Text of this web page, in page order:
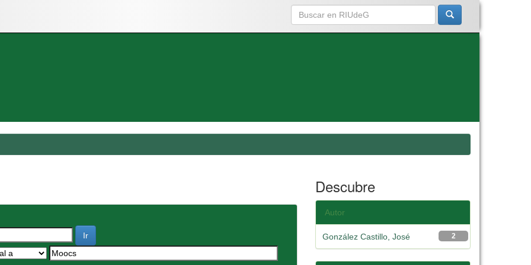
Descubre
Autor
2
González Castillo, José